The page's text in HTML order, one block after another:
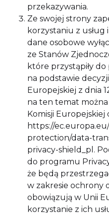
przekazywania.
Ze swojej strony
korzystaniu z
dane osobowe
ze Stanów
które przystąpiły
na podstawie
Europejskiej z dnia
na ten temat
Komisji
https://
protection/data-
privacy-shield_pl.
do programu
że będą
w zakresie ochrony
obowiązują w Unii
korzystanie z ich